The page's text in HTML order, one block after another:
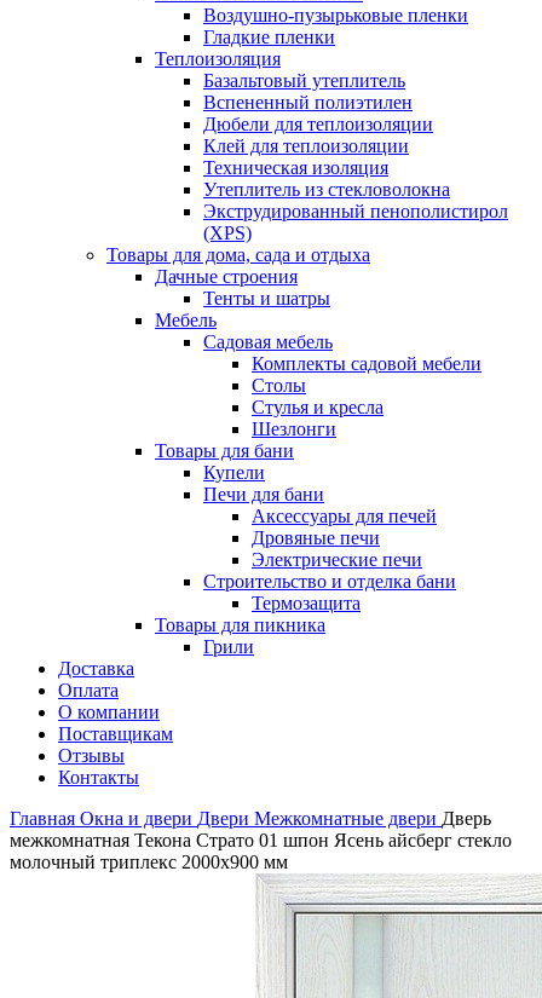
Воздушно-пузырьковые пленки
Гладкие пленки
Теплоизоляция
Базальтовый утеплитель
Вспененный полиэтилен
Дюбели для теплоизоляции
Клей для теплоизоляции
Техническая изоляция
Утеплитель из стекловолокна
Экструдированный пенополистирол
(XPS)
Товары для дома, сада и отдыха
Дачные строения
Тенты и шатры
Мебель
Садовая мебель
Комплекты садовой мебели
Столы
Стулья и кресла
Шезлонги
Товары для бани
Купели
Печи для бани
Аксессуары для печей
Дровяные печи
Электрические печи
Строительство и отделка бани
Термозащита
Товары для пикника
Грили
Доставка
Оплата
О компании
Поставщикам
Отзывы
Контакты
Главная Окна и двери Двери Межкомнатные двери Дверь
межкомнатная Текона Страто 01 шпон Ясень айсберг стекло
молочный триплекс 2000х900 мм